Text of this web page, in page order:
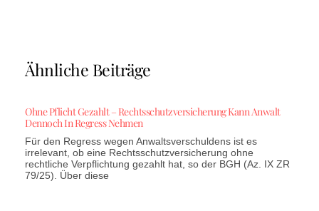
Ähnliche Beiträge
Ohne Pflicht Gezahlt – Rechtsschutzversicherung Kann Anwalt
Dennoch In Regress Nehmen
Für den Regress wegen Anwaltsverschuldens ist es
irrelevant, ob eine Rechtsschutzversicherung ohne
rechtliche Verpflichtung gezahlt hat, so der BGH (Az. IX ZR
79/25). Über diese